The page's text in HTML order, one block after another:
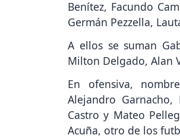
Benítez, Facundo
Germán Pezzella,
A ellos se suman
Milton Delgado, Alan
En ofensiva,
Alejandro Garnacho,
Castro y Mateo
Acuña, otro de los